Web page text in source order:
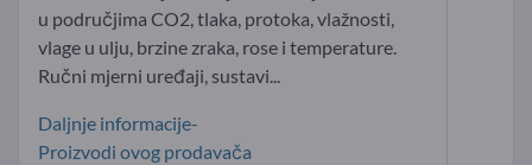
u područjima CO2, tlaka, protoka, vlažnosti,
vlage u ulju, brzine zraka, rose i temperature.
Ručni mjerni uređaji, sustavi...
Daljnje informacije-
Proizvodi ovog prodavača